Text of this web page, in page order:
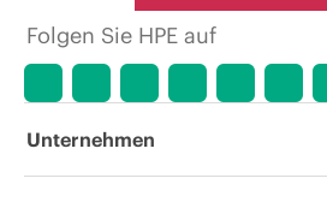
Folgen Sie HPE auf
Unternehmen